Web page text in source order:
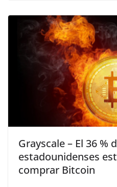
Grayscale – El 36 %
estadounidenses
comprar Bitcoin